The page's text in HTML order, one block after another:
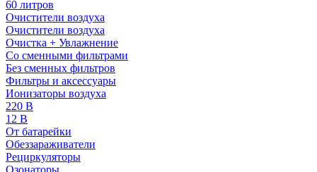
60 литров
Очистители воздуха
Очистители воздуха
Очистка + Увлажнение
Cо сменными фильтрами
Без сменных фильтров
Фильтры и аксессуары
Ионизаторы воздуха
220 В
12 В
От батарейки
Обеззараживатели
Рециркуляторы
Озонаторы